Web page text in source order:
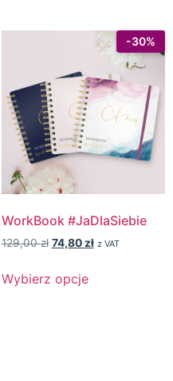
WorkBook #JaDlaSiebie
129,00zł 74,80zł z VAT
Wybierz opcje